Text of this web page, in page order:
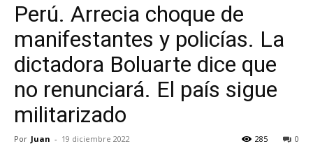
Perú. Arrecia choque de
manifestantes y policías. La
dictadora Boluarte dice que
no renunciará. El país sigue
militarizado
Por Juan - 19 diciembre 2022 0
285